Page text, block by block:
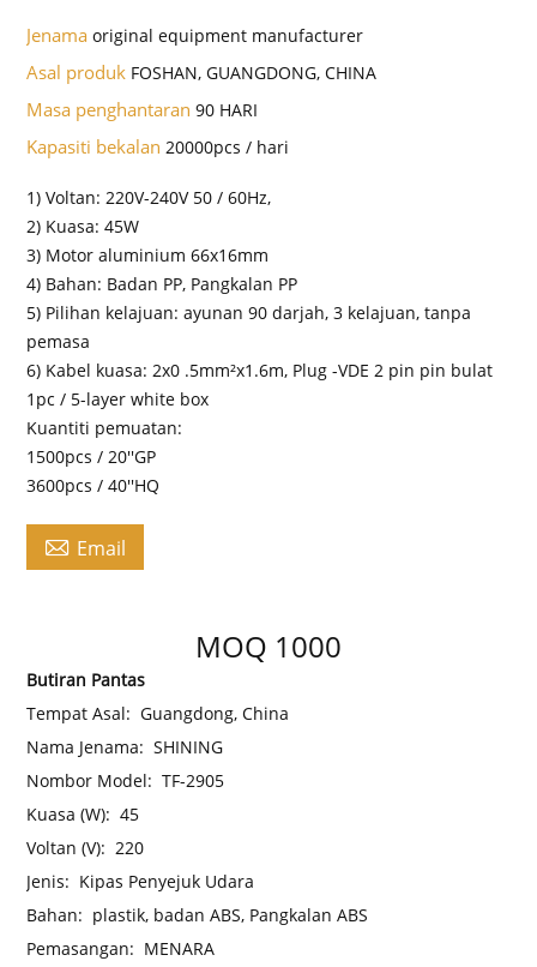
Jenamaoriginal equipment manufacturer
Asal produk FOSHAN, GUANGDONG, CHINA
Masa penghantaran90 HARI
Kapasiti bekalan 20000pcs / hari
1) Voltan: 220V-240V 50 / 60Hz,
2) Kuasa: 45W
3) Motor aluminium 66x16mm
4) Bahan: Badan PP, Pangkalan PP
5) Pilihan kelajuan: ayunan 90 darjah, 3 kelajuan, tanpa
pemasa
6) Kabel kuasa: 2x0 .5mm²x1.6m, Plug -VDE 2 pin pin bulat
1pc / 5-layer white box
Kuantiti pemuatan:
1500pcs / 20''GP
3600pcs / 40''HQ
 Email
MOQ 1000
Butiran Pantas
Tempat Asal: Guangdong, China
Nama Jenama: SHINING
Nombor Model: TF-2905
Kuasa (W): 45
Voltan (V): 220
Jenis: Kipas Penyejuk Udara
Bahan: plastik, badan ABS, Pangkalan ABS
Pemasangan: MENARA